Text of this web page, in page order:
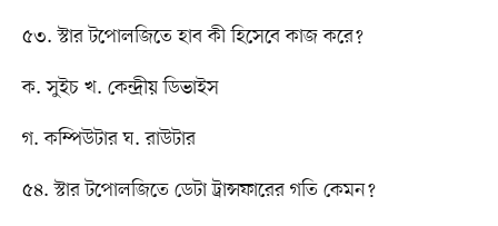
৫৩. স্টার টপোলজিতে হাব কী হিসেবে কাজ করে?
ক. সুইচ খ. কেন্দ্রীয় ডিভাইস
গ. কম্পিউটার ঘ. রাউটার
৫৪. স্টার টপোলজিতে ডেটা ট্রান্সফারের গতি কেমন?